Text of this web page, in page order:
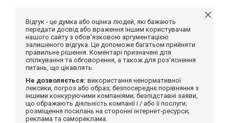
Відгук - це думка або оцінка людей, які бажають
передати досвід або враження іншим користувачам
нашого сайту з обов'язковою аргументацією
залишеного відгука. Це допоможе багатьом прийняти
правильне рішення. Коментарі призначені для
спілкування та обговорення, а також для роз'яснення
питань, що цікавлять.
Не дозволяється: використання ненормативної
лексики, погроз або образ; безпосереднє порівняння з
іншими конкуруючими компаніями; безпідставні заяви,
що ображають діяльність компанії і / або її послуги;
розміщення посилань на сторонні інтернет-ресурси;
реклама та самореклама.